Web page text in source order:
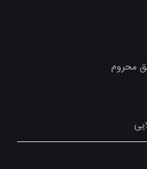
محروم